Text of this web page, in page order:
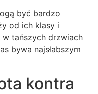
być bardzo
od ich klasy i
w tańszych drzwiach
bywa najsłabszym
kontra